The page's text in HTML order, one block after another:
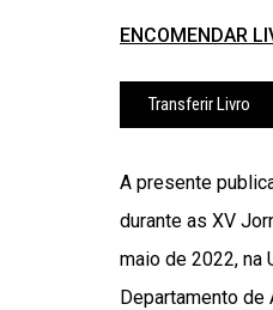
ENCOMENDAR
Transferir Livro
A presente
durante as XV
maio de 2022, na
Departamento de